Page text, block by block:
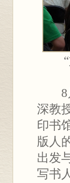
深教
印书
版人
出发
写书